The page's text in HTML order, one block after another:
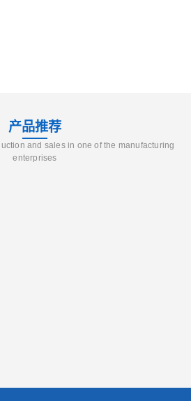
产品推荐
and sales in one of the manufacturing
enterprises